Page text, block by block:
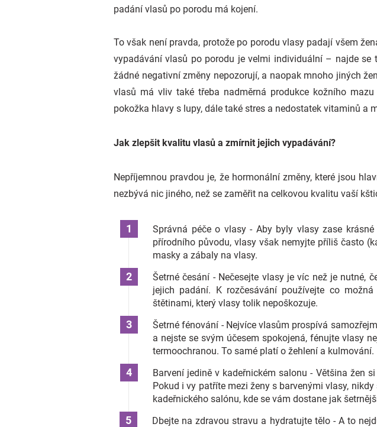
padání vlasů po porodu má kojení.
To však není pravda, protože po porodu vlasy padají všem
vypadávání vlasů po porodu je velmi individuální – najde
žádné negativní změny nepozorují, a naopak mnoho jiných
vlasů má vliv také třeba nadměrná produkce kožního
pokožka hlavy s lupy, dále také stres a nedostatek vitaminů a
Jak zlepšit kvalitu vlasů a zmírnit jejich vypadávání?
Nepříjemnou pravdou je, že hormonální změny, které jsou
nezbývá nic jiného, než se zaměřit na celkovou kvalitu vaší
Správná péče o vlasy - Aby byly vlasy zase
přírodního původu, vlasy však nemyjte příliš často
masky a zábaly na vlasy.
Šetrné česání - Nečesejte vlasy je víc než je nutné,
jejich padání. K rozčesávání používejte co možná
štětinami, který vlasy tolik nepoškozuje.
Šetrné fénování - Nejvíce vlasům prospívá
a nejste se svým účesem spokojená, fénujte vlasy
termoochranou. To samé platí o žehlení a kulmování.
Barvení jedině v kadeřnickém salonu - Většina žen
Pokud i vy patříte mezi ženy s barvenými vlasy,
kadeřnického salónu, kde se vám dostane jak
Dbejte na zdravou stravu a hydratujte tělo - A to